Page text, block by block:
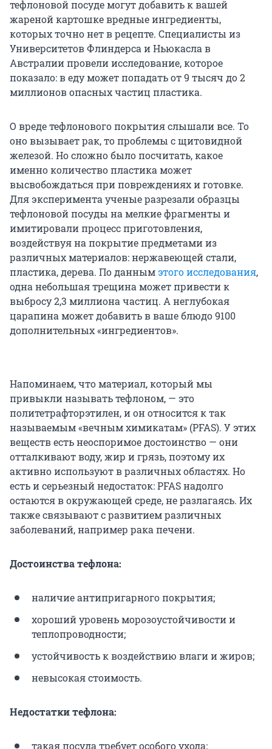
тефлоновой посуде могут добавить к вашей
жареной картошке вредные ингредиенты,
которых точно нет в рецепте. Специалисты из
Университетов Флиндерса и Ньюкасла в
Австралии провели исследование, которое
показало: в еду может попадать от 9 тысяч до 2
миллионов опасных частиц пластика.
О вреде тефлонового покрытия слышали все. То
оно вызывает рак, то проблемы с щитовидной
железой. Но сложно было посчитать, какое
именно количество пластика может
высвобождаться при повреждениях и готовке.
Для эксперимента ученые разрезали образцы
тефлоновой посуды на мелкие фрагменты и
имитировали процесс приготовления,
воздействуя на покрытие предметами из
различных материалов: нержавеющей стали,
пластика, дерева. По даннымэтого исследования,
одна небольшая трещина может привести к
выбросу 2,3 миллиона частиц. А неглубокая
царапина может добавить в ваше блюдо 9100
дополнительных «ингредиентов».
Напоминаем, что материал, который мы
привыкли называть тефлоном, — это
политетрафторэтилен, и он относится к так
называемым «вечным химикатам» (PFAS). У этих
веществ есть неоспоримое достоинство — они
отталкивают воду, жир и грязь, поэтому их
активно используют в различных областях. Но
есть и серьезный недостаток: PFAS надолго
остаются в окружающей среде, не разлагаясь. Их
также связывают с развитием различных
заболеваний, например рака печени.
Достоинства тефлона:
наличие антипригарного покрытия;
хороший уровень морозоустойчивости и
теплопроводности;
устойчивость к воздействию влаги и жиров;
невысокая стоимость.
Недостатки тефлона:
такая посуда требует особого ухода;